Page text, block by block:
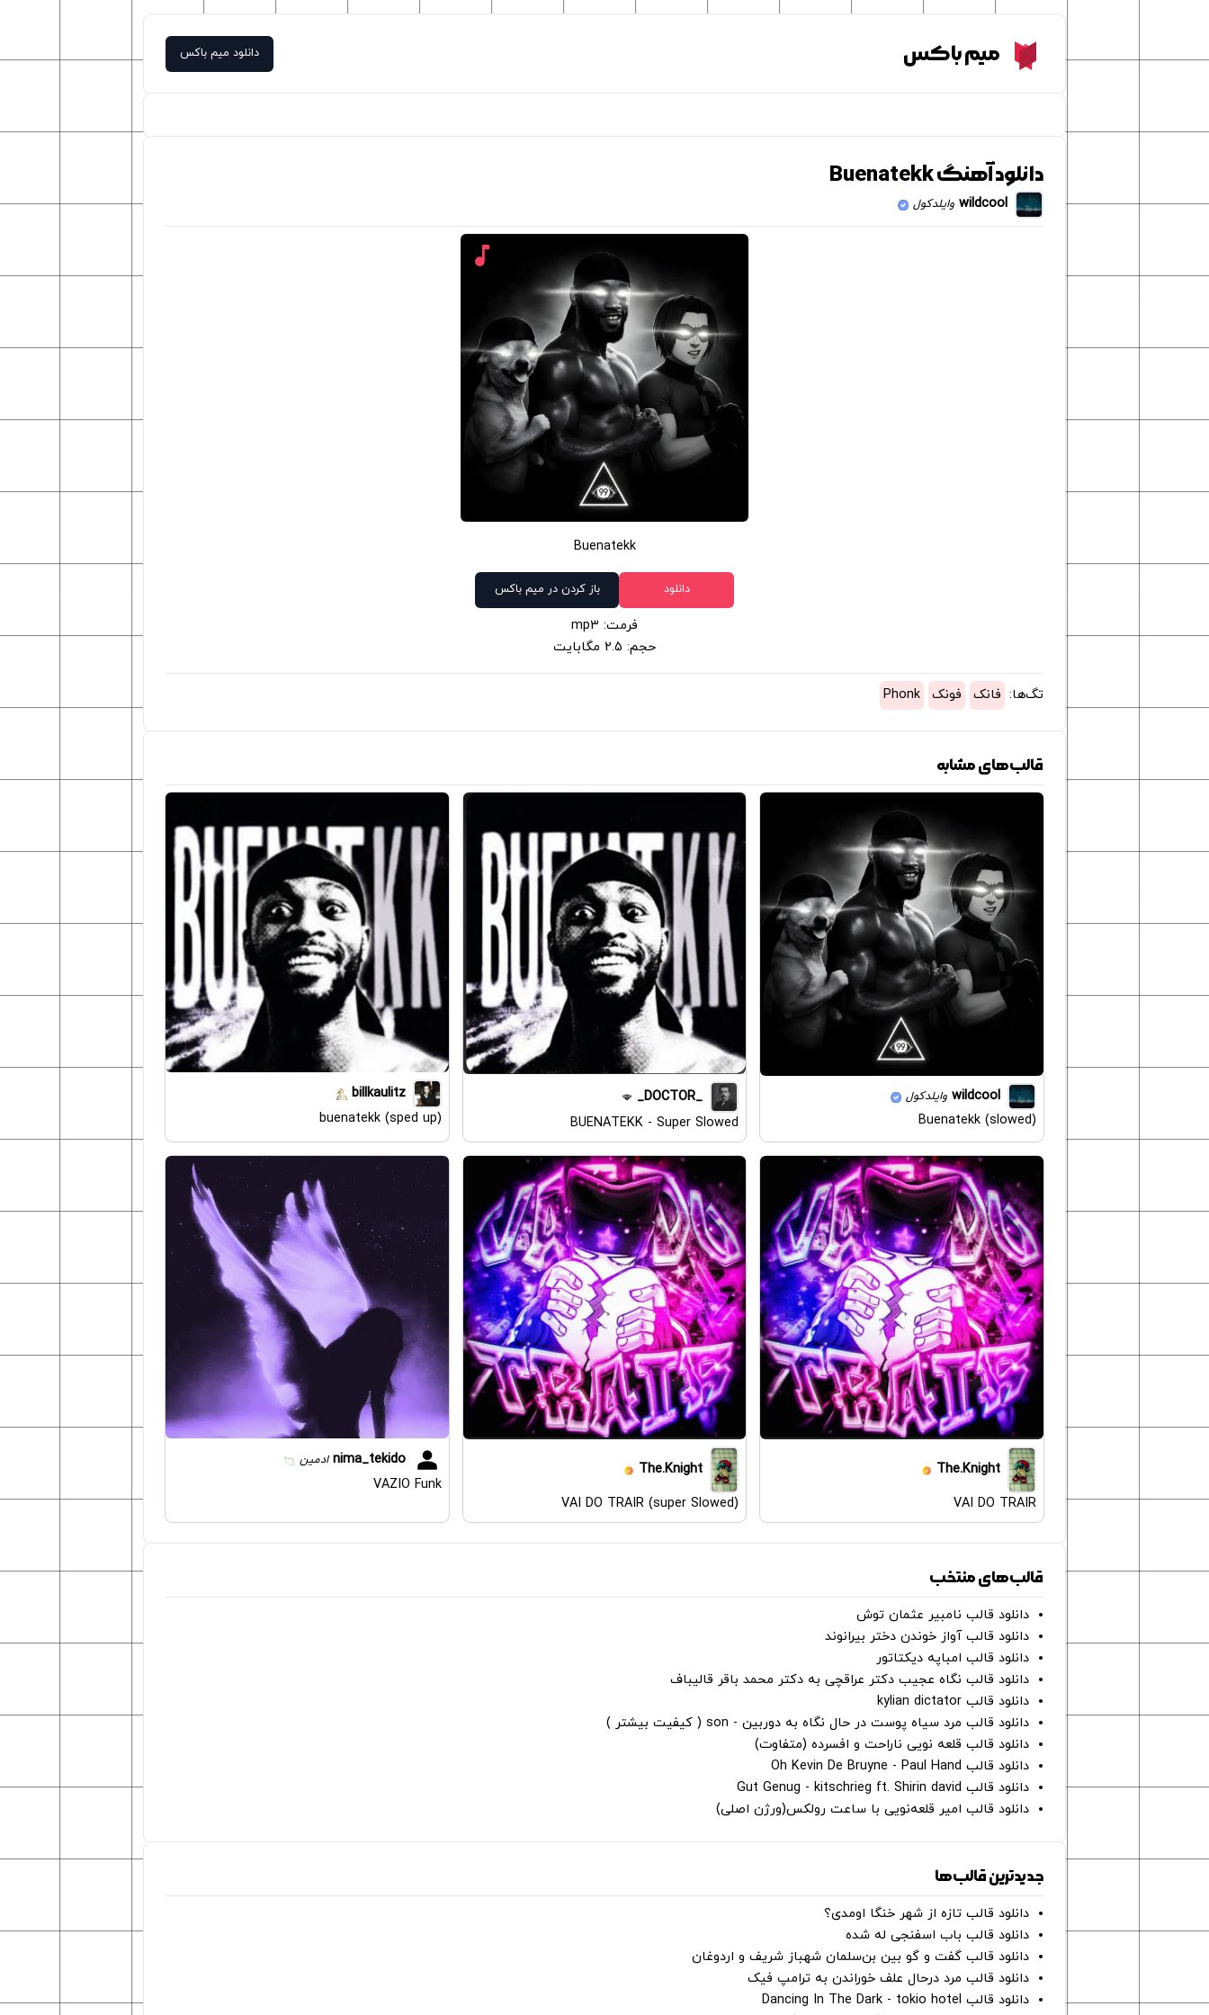
Meme Boxمیم باکس دانلود میم باکس
دانلود آهنگ Buenatekk
wildcool وایلدکول
Buenatekk
دانلود باز کردن در میم باکس
فرمت: mp3
حجم: 2.5 مگابایت
تگ‌ها: فانک فونک Phonk
قالب‌های مشابه
wildcool وایلدکول
Buenatekk (slowed)
_DOCTOR_
BUENATEKK - Super Slowed
billkaulitz
buenatekk (sped up)
The.Knight
VAI DO TRAIR
The.Knight
VAI DO TRAIR (super Slowed)
nima_tekido ادمین
VAZIO Funk
قالب‌های منتخب
دانلود قالب نامبیر عثمان ‌توش
دانلود قالب آواز خوندن دختر بیرانوند
دانلود قالب امباپه دیکتاتور
دانلود قالب نگاه عجیب دکتر عراقچی به دکتر محمد باقر قالیباف
دانلود قالب kylian dictator
دانلود قالب مرد سیاه پوست در حال نگاه به دوربین - son ( کیفیت بیشتر )
دانلود قالب قلعه نویی ناراحت و افسرده (متفاوت)
دانلود قالب Oh Kevin De Bruyne - Paul Hand
دانلود قالب Gut Genug - kitschrieg ft. Shirin david
دانلود قالب امیر قلعه‌نویی با ساعت رولکس(ورژن اصلی)
جدیدترین قالب‌ها
دانلود قالب تازه از شهر خنگا اومدی؟
دانلود قالب باب اسفنجی له شده
دانلود قالب گفت و گو بین بن‌سلمان شهباز شریف و اردوغان
دانلود قالب مرد درحال علف خوراندن به ترامپ فیک
دانلود قالب Dancing In The Dark - tokio hotel